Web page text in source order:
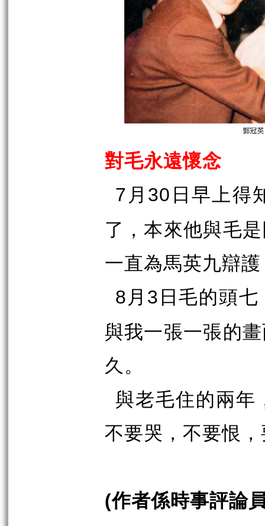
對毛永遠懷念
7 月 30 日早上得
了，本來他與毛
一直為馬英九辯
8 月 3 日毛的頭
與我一張一張的
久。
與老毛住的兩年
不要哭，不要恨
(作者係時事評論